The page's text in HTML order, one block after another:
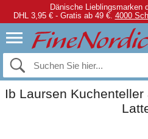
Dänische Lieblingsmarken
DHL 3,95 € - Gratis ab 49 €. 4000
Ib Laursen